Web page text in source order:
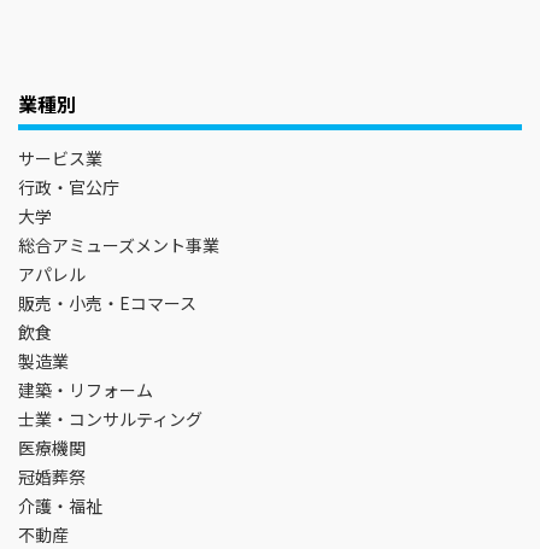
業種別
サービス業
行政・官公庁
大学
総合アミューズメント事業
アパレル
販売・小売・Eコマース
飲食
製造業
建築・リフォーム
士業・コンサルティング
医療機関
冠婚葬祭
介護・福祉
不動産